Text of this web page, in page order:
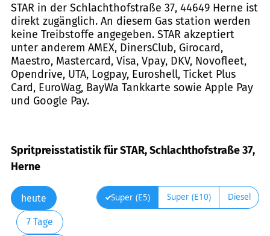
STAR in der Schlachthofstraße 37, 44649 Herne ist
direkt zugänglich. An diesem Gas station werden
keine Treibstoffe angegeben. STAR akzeptiert
unter anderem AMEX, DinersClub, Girocard,
Maestro, Mastercard, Visa, Vpay, DKV, Novofleet,
Opendrive, UTA, Logpay, Euroshell, Ticket Plus
Card, EuroWag, BayWa Tankkarte sowie Apple Pay
und Google Pay.
Spritpreisstatistik für STAR, Schlachthofstraße 37,
Herne
heute
7 Tage
Super (E5) Super (E10) Diesel